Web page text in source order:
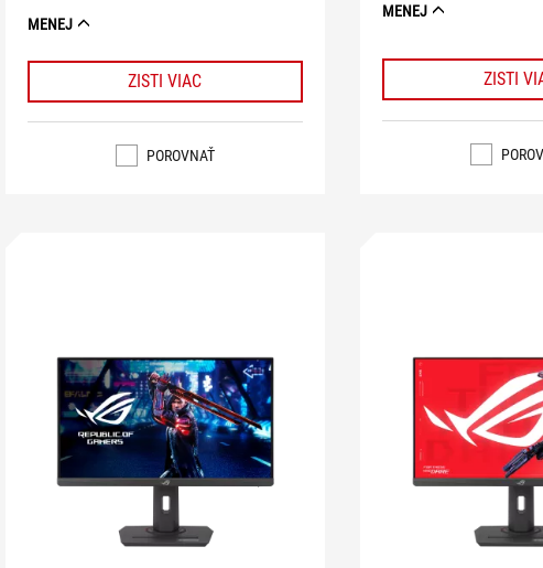
MENEJ
ZISTI VIAC
POROVNAŤ
MENEJ
ZISTI